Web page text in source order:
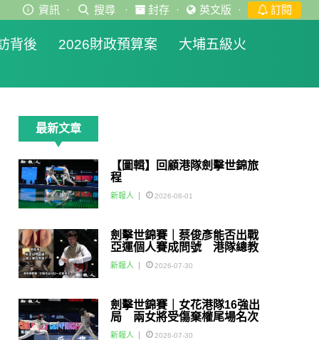
資訊 · 搜尋 · 封存 · 英文版 · 訂閱
背後 2026財政預算案
大埔五級火
最新文章
【圖輯】回顧港隊劍擊世錦旅
程
新報人 2026-08-01
劍擊世錦賽｜蔡俊彥能否出戰
亞運個人賽成問號 港隊總教
練：如醫生話可以一定會用佢
新報人 2026-07-30
劍擊世錦賽｜女花港隊16強出
局 兩女將受傷棄權尾場名次
賽
新報人 2026-07-30